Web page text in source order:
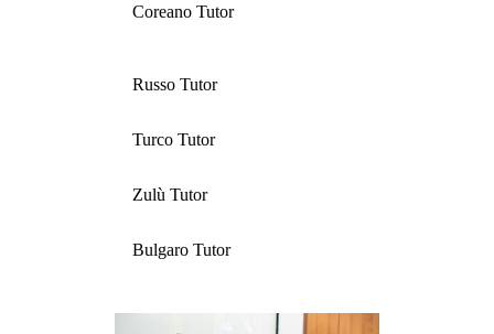
Coreano Tutor
Russo Tutor
Turco Tutor
Zulù Tutor
Bulgaro Tutor